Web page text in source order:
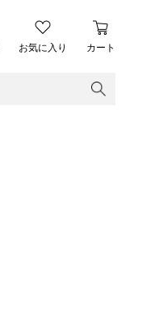
お気に入り カート